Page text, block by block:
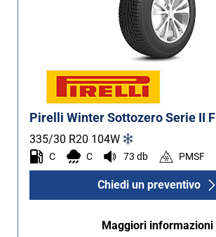
Pirelli Winter Sottozero Serie II F
335/30 R20 104W
C C 73 db PMSF
Chiedi un preventivo
Maggiori informazioni